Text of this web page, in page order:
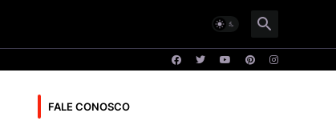
FALE CONOSCO